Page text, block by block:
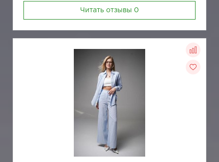
Читать отзывы 0